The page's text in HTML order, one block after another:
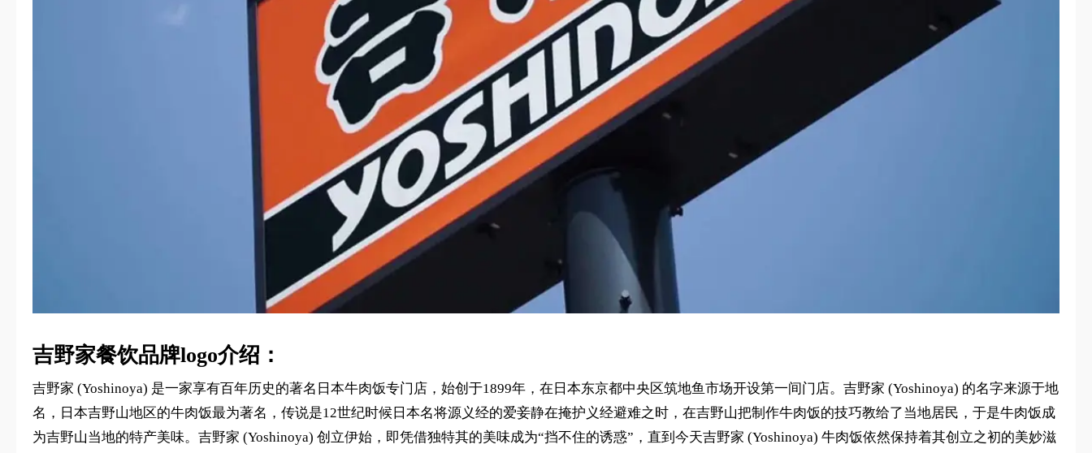
吉野家餐饮品牌logo介绍：
吉野家 (Yoshinoya) 是一家享有百年历史的著名日本牛肉饭专门店，始创于1899年，在日本东京都中央区筑地鱼市场开设第一间门店。吉野家 (Yoshinoya) 的名字来源于地
名，日本吉野山地区的牛肉饭最为著名，传说是12世纪时候日本名将源义经的爱妾静在掩护义经避难之时，在吉野山把制作牛肉饭的技巧教给了当地居民，于是牛肉饭成
为吉野山当地的特产美味。吉野家 (Yoshinoya) 创立伊始，即凭借独特其的美味成为“挡不住的诱惑”，直到今天吉野家 (Yoshinoya) 牛肉饭依然保持着其创立之初的美妙滋